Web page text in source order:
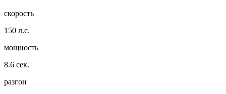
скорость
150 л.с.
мощность
8.6 сек.
разгон